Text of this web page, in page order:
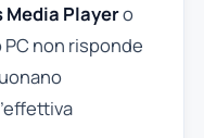
Media Playero
non risponde